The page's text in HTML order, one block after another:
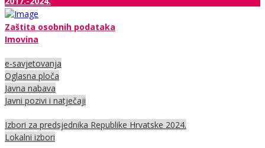
Zaštita osobnih podataka
Imovina
e-savjetovanja
Oglasna ploča
Javna nabava
Javni pozivi i natječaji
Izbori za predsjednika Republike Hrvatske 2024.
Lokalni izbori